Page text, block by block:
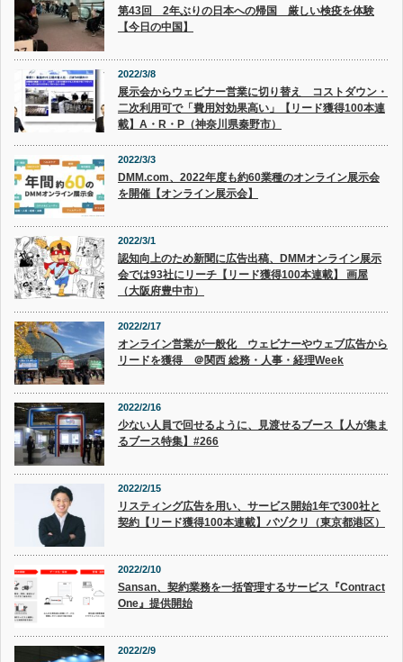
第43回 2年ぶりの日本への帰国 厳しい検疫を体験
【今日の中国】
2022/3/8
展示会からウェビナー営業に切り替え コストダウン・
二次利用可で「費用対効果高い」【リード獲得100本連
載】A・R・P（神奈川県秦野市）
2022/3/3
DMM.com、2022年度も約60業種のオンライン展示会
を開催【オンライン展示会】
2022/3/1
認知向上のため新聞に広告出稿、DMMオンライン展示
会では93社にリーチ【リード獲得100本連載】 画屋
（大阪府豊中市）
2022/2/17
オンライン営業が一般化 ウェビナーやウェブ広告から
リードを獲得 ＠関西 総務・人事・経理Week
2022/2/16
少ない人員で回せるように、見渡せるブース【人が集ま
るブース特集】#266
2022/2/15
リスティング広告を用い、サービス開始1年で300社と
契約【リード獲得100本連載】バヅクリ（東京都港区）
2022/2/10
Sansan、契約業務を一括管理するサービス『Contract
One』提供開始
2022/2/9